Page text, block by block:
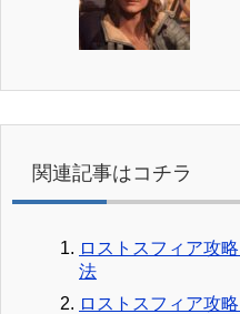
関連記事はコチラ
ロストスフィア攻
法
ロストスフィア攻